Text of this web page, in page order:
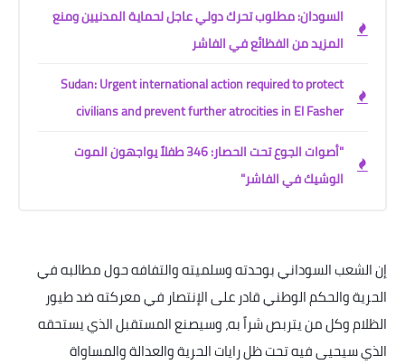
السودان: مطلوب تحرك دولي عاجل لحماية المدنيين ومنع
المزيد من الفظائع في الفاشر
Sudan: Urgent international action required to protect
civilians and prevent further atrocities in El Fasher
"أصوات الجوع تحت الحصار: 346 طفلاً يواجهون الموت
الوشيك في الفاشر"
إن الشعب السوداني بوحدته وسلميته والتفافه حول مطالبه في
الحرية والحكم الوطني قادر على الإنتصار في معركته ضد طيور
الظلام وكل من يتربص شراً به، وسيصنع المستقبل الذي يستحقه
الذي سيحيى فيه تحت ظل رايات الحرية والعدالة والمساواة